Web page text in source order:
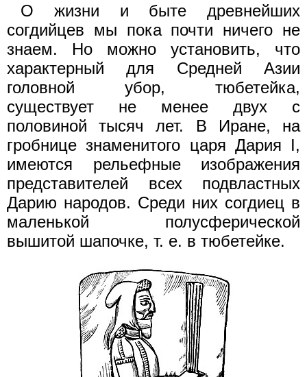
О жизни и быте древнейших
согдийцев мы пока почти ничего не
знаем. Но можно установить, что
характерный для Средней Азии
головной убор, тюбетейка,
существует не менее двух с
половиной тысяч лет. В Иране, на
гробнице знаменитого царя Дария I,
имеются рельефные изображения
представителей всех подвластных
Дарию народов. Среди них согдиец в
маленькой полусферической
вышитой шапочке, т. е. в тюбетейке.